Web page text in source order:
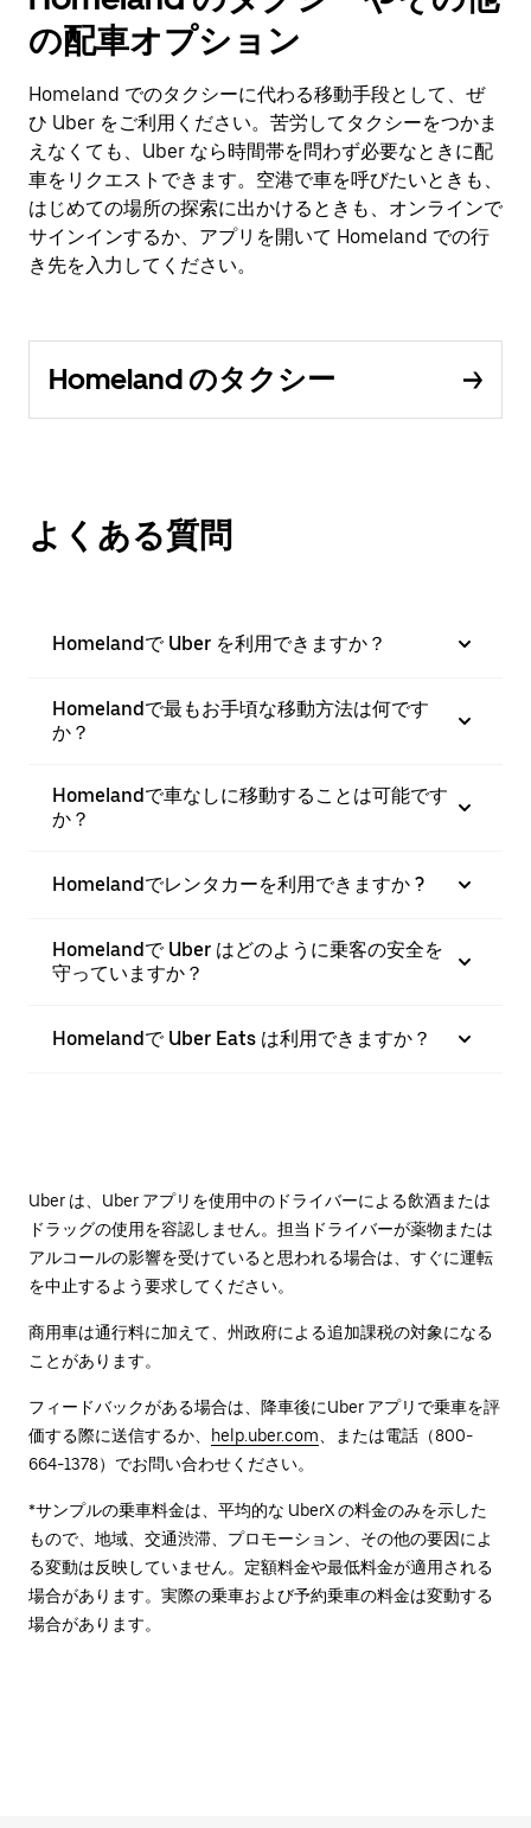
の配車オプション
Homeland でのタクシーに代わる移動手段として、ぜ
ひ Uber をご利用ください。苦労してタクシーをつかま
えなくても、Uber なら時間帯を問わず必要なときに配
車をリクエストできます。空港で車を呼びたいときも、
はじめての場所の探索に出かけるときも、オンラインで
サインインするか、アプリを開いて Homeland での行
き先を入力してください。
Homeland のタクシー
よくある質問
Homelandで Uber を利用できますか？
Homelandで最もお手頃な移動方法は何です
か？
Homelandで車なしに移動することは可能です
か？
Homelandでレンタカーを利用できますか ?
Homelandで Uber はどのように乗客の安全を
守っていますか？
Homelandで Uber Eats は利用できますか？
Uber は、Uber アプリを使用中のドライバーによる飲酒または
ドラッグの使用を容認しません。担当ドライバーが薬物または
アルコールの影響を受けていると思われる場合は、すぐに運転
を中止するよう要求してください。
商用車は通行料に加えて、州政府による追加課税の対象になる
ことがあります。
フィードバックがある場合は、降車後に⁠Uber アプリで乗車を評
価する際に送信するか、
help.uber.com 、または電話（800-
664-1378）でお問い合わせください。
*サンプルの乗車料金は、平均的な UberX の料金のみを示した
もので、地域、交通渋滞、プロモーション、その他の要因によ
る変動は反映していません。定額料金や最低料金が適用される
場合があります。実際の乗車および予約乗車の料金は変動する
場合があります。